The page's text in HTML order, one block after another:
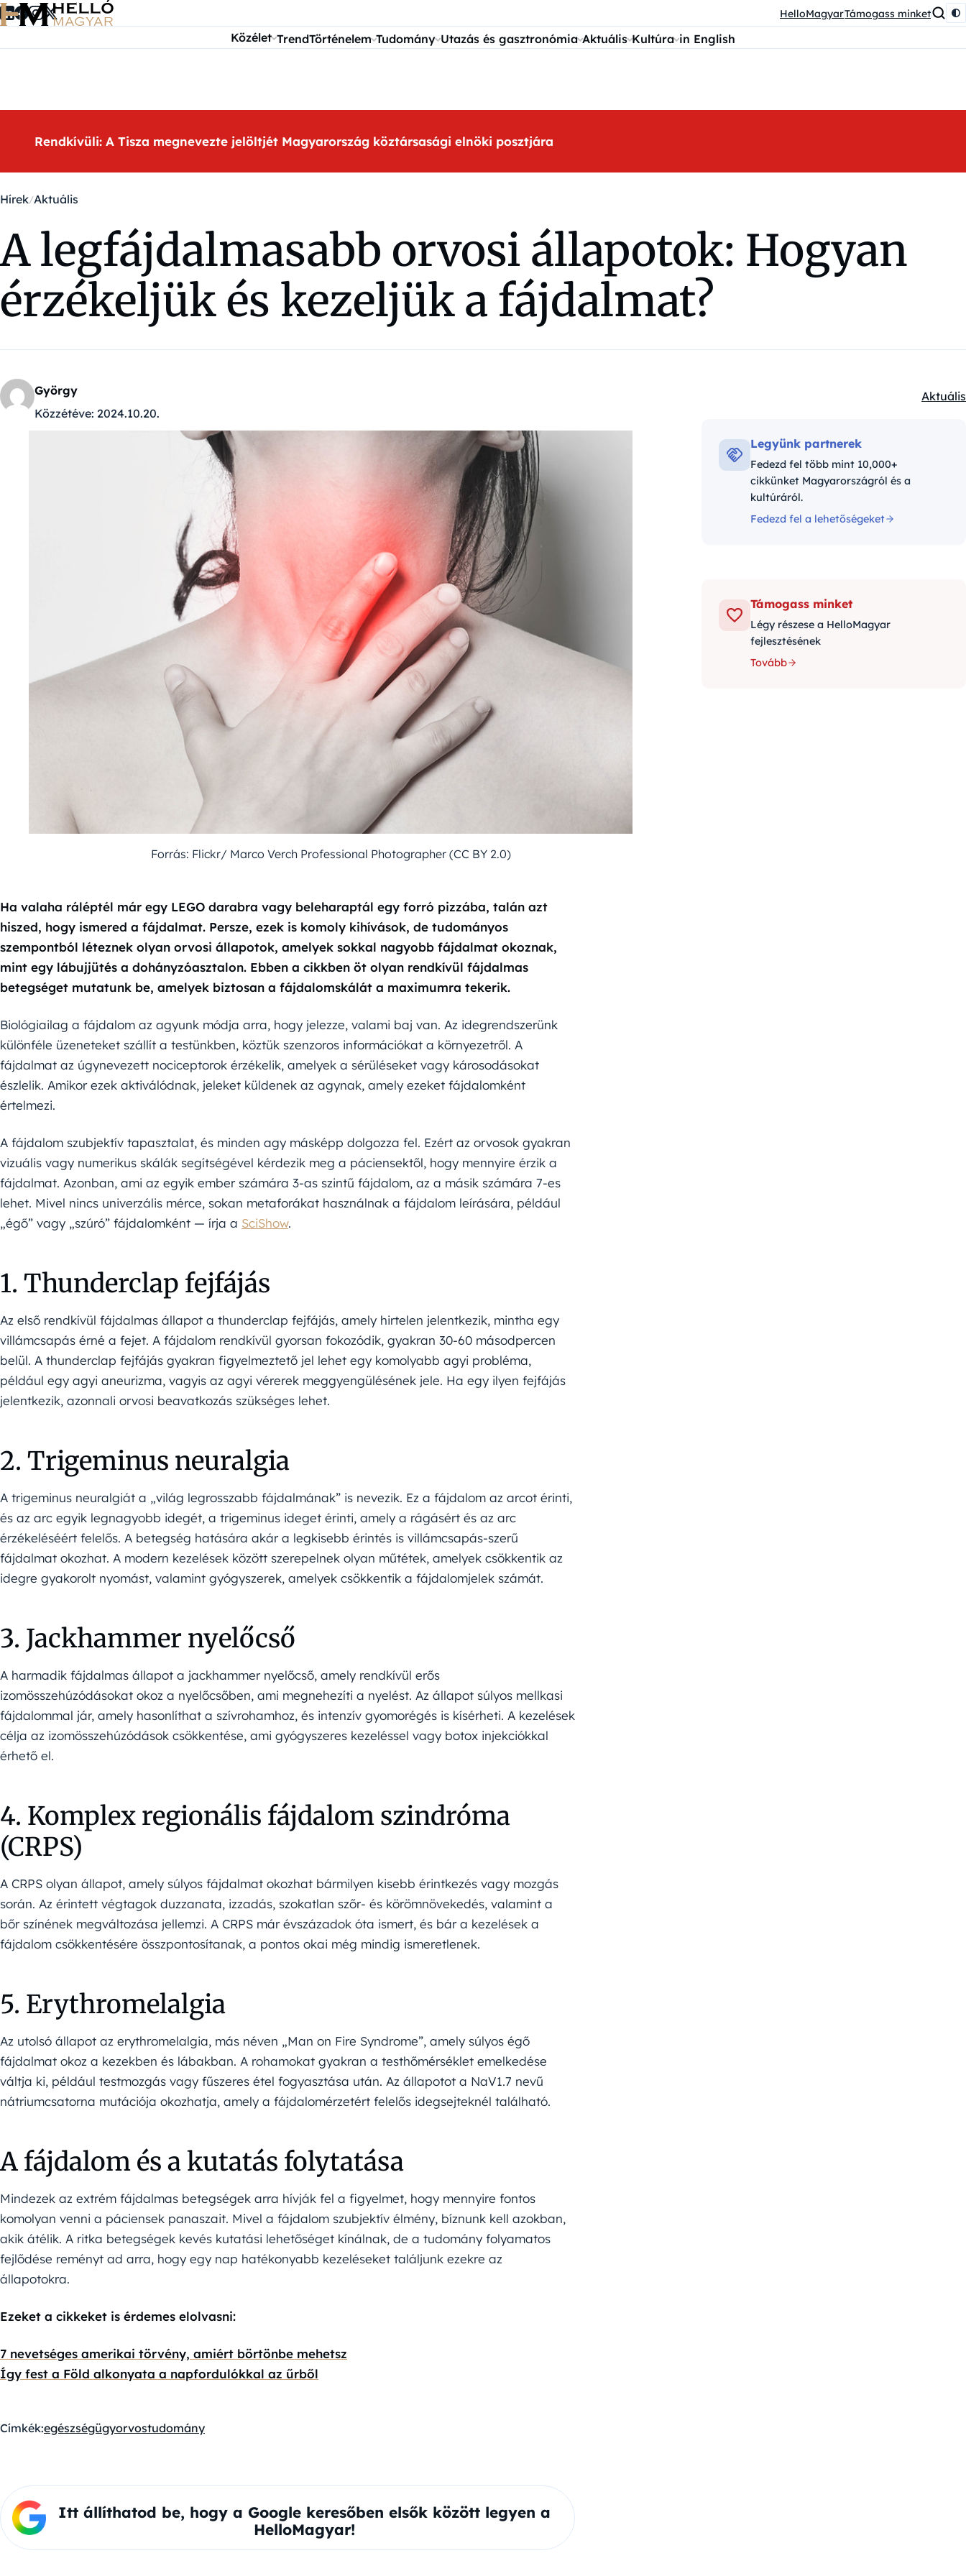
Ugrás a tartalomra HelloMagyarTámogass minket
Közélet TrendTörténelem Tudomány Utazás és gasztronómia Aktuális Kultúra in English
Rendkívüli: A Tisza megnevezte jelöltjét Magyarország köztársasági elnöki posztjára
Hírek Aktuális
A legfájdalmasabb orvosi állapotok: Hogyan
érzékeljük és kezeljük a fájdalmat?
György
Közzétéve: 2024.10.20.
Aktuális
Forrás: Flickr/ Marco Verch Professional Photographer (CC BY 2.0)
Ha valaha ráléptél már egy LEGO darabra vagy beleharaptál egy forró pizzába, talán azt
hiszed, hogy ismered a fájdalmat. Persze, ezek is komoly kihívások, de tudományos
szempontból léteznek olyan orvosi állapotok, amelyek sokkal nagyobb fájdalmat okoznak,
mint egy lábujjütés a dohányzóasztalon. Ebben a cikkben öt olyan rendkívül fájdalmas
betegséget mutatunk be, amelyek biztosan a fájdalomskálát a maximumra tekerik.
Biológiailag a fájdalom az agyunk módja arra, hogy jelezze, valami baj van. Az idegrendszerünk
különféle üzeneteket szállít a testünkben, köztük szenzoros információkat a környezetről. A
fájdalmat az úgynevezett nociceptorok érzékelik, amelyek a sérüléseket vagy károsodásokat
észlelik. Amikor ezek aktiválódnak, jeleket küldenek az agynak, amely ezeket fájdalomként
értelmezi.
A fájdalom szubjektív tapasztalat, és minden agy másképp dolgozza fel. Ezért az orvosok gyakran
vizuális vagy numerikus skálák segítségével kérdezik meg a páciensektől, hogy mennyire érzik a
fájdalmat. Azonban, ami az egyik ember számára 3-as szintű fájdalom, az a másik számára 7-es
lehet. Mivel nincs univerzális mérce, sokan metaforákat használnak a fájdalom leírására, például
„égő” vagy „szúró” fájdalomként — írja a SciShow.
1. Thunderclap fejfájás
Az első rendkívül fájdalmas állapot a thunderclap fejfájás, amely hirtelen jelentkezik, mintha egy
villámcsapás érné a fejet. A fájdalom rendkívül gyorsan fokozódik, gyakran 30-60 másodpercen
belül. A thunderclap fejfájás gyakran figyelmeztető jel lehet egy komolyabb agyi probléma,
például egy agyi aneurizma, vagyis az agyi vérerek meggyengülésének jele. Ha egy ilyen fejfájás
jelentkezik, azonnali orvosi beavatkozás szükséges lehet.
2. Trigeminus neuralgia
A trigeminus neuralgiát a „világ legrosszabb fájdalmának” is nevezik. Ez a fájdalom az arcot érinti,
és az arc egyik legnagyobb idegét, a trigeminus ideget érinti, amely a rágásért és az arc
érzékeléséért felelős. A betegség hatására akár a legkisebb érintés is villámcsapás-szerű
fájdalmat okozhat. A modern kezelések között szerepelnek olyan műtétek, amelyek csökkentik az
idegre gyakorolt nyomást, valamint gyógyszerek, amelyek csökkentik a fájdalomjelek számát.
3. Jackhammer nyelőcső
A harmadik fájdalmas állapot a jackhammer nyelőcső, amely rendkívül erős
izomösszehúzódásokat okoz a nyelőcsőben, ami megnehezíti a nyelést. Az állapot súlyos mellkasi
fájdalommal jár, amely hasonlíthat a szívrohamhoz, és intenzív gyomorégés is kísérheti. A kezelések
célja az izomösszehúzódások csökkentése, ami gyógyszeres kezeléssel vagy botox injekciókkal
érhető el.
4. Komplex regionális fájdalom szindróma
(CRPS)
A CRPS olyan állapot, amely súlyos fájdalmat okozhat bármilyen kisebb érintkezés vagy mozgás
során. Az érintett végtagok duzzanata, izzadás, szokatlan szőr- és körömnövekedés, valamint a
bőr színének megváltozása jellemzi. A CRPS már évszázadok óta ismert, és bár a kezelések a
fájdalom csökkentésére összpontosítanak, a pontos okai még mindig ismeretlenek.
5. Erythromelalgia
Az utolsó állapot az erythromelalgia, más néven „Man on Fire Syndrome”, amely súlyos égő
fájdalmat okoz a kezekben és lábakban. A rohamokat gyakran a testhőmérséklet emelkedése
váltja ki, például testmozgás vagy fűszeres étel fogyasztása után. Az állapotot a NaV1.7 nevű
nátriumcsatorna mutációja okozhatja, amely a fájdalomérzetért felelős idegsejteknél található.
A fájdalom és a kutatás folytatása
Mindezek az extrém fájdalmas betegségek arra hívják fel a figyelmet, hogy mennyire fontos
komolyan venni a páciensek panaszait. Mivel a fájdalom szubjektív élmény, bíznunk kell azokban,
akik átélik. A ritka betegségek kevés kutatási lehetőséget kínálnak, de a tudomány folyamatos
fejlődése reményt ad arra, hogy egy nap hatékonyabb kezeléseket találjunk ezekre az
állapotokra.
Ezeket a cikkeket is érdemes elolvasni:
7 nevetséges amerikai törvény, amiért börtönbe mehetsz
Így fest a Föld alkonyata a napfordulókkal az űrből
Címkék:egészségügyorvostudomány
Itt állíthatod be, hogy a Google keresőben elsők között legyen a
HelloMagyar!
Legyünk partnerek
Fedezd fel több mint 10,000+
cikkünket Magyarországról és a
kultúráról.
Fedezd fel a lehetőségeket
Támogass minket
Légy részese a HelloMagyar
fejlesztésének
Tovább